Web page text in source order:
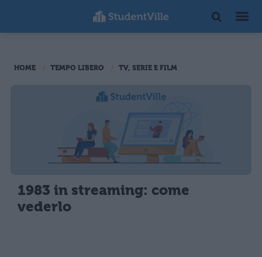
HOME TEMPO LIBERO TV, SERIE E FILM
1983 in streaming: come
vederlo